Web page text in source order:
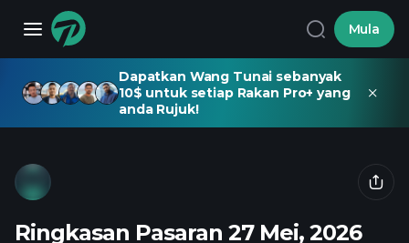
Mula
Dapatkan Wang Tunai sebanyak
10$ untuk setiap Rakan Pro+ yang
anda Rujuk!
Ringkasan Pasaran 27 Mei, 2026